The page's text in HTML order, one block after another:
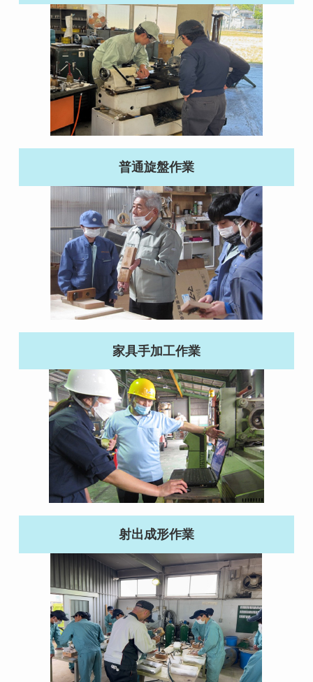
普通旋盤作業
家具手加工作業
射出成形作業